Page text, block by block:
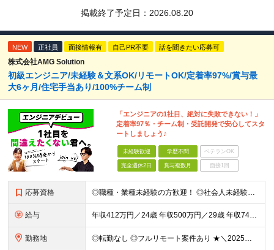
掲載終了予定日： 2026.08.20
NEW 正社員 面接情報有 自己PR不要 話を聞きたい応募可
株式会社AMG Solution
初級エンジニア/未経験＆文系OK/リモートOK/定着率97%/賞与最
大6ヶ月/住宅手当あり/100%チーム制
「エンジニアの1社目、絶対に失敗できない！」
定着率97％・チーム制・受託開発で安心してスタ
ートしましょう♪
未経験歓迎 学歴不問 ベテランOK
完全週休2日 賞与複数月 面接1回
応募資格 ◎職種・業種未経験の方歓迎！ ◎社会人未経験、フリーター出身の方歓迎！ ◎第二新卒、ブランクありの方歓迎！ ■学歴不問 ■特別な資格や経験はいりません。お気軽にご応募ください。 ＜こんな方にピッタリ
給与 年収412万円／24歳 年収500万円／29歳 年収740万円／34歳 ▲▲年収例▲▲ 月給24万1800円～+賞与年2回（賞与昨年実績3.2ヶ月）+各種手当＋住宅手当あり(最大1万5千円) ※経
勤務地 ◎転勤なし ◎フルリモート案件あり ★＼2025年10月20日にNEWオフィス移転／★ ━━━━━━━━━━━━━━━━━━━━━━ AMG Solutionは、日本橋大伝馬町に移転！ 移転に向けて